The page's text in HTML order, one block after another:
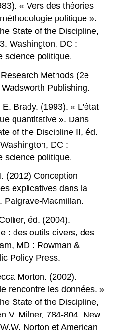
« Vers des théories
politique ».
State of the Discipline,
Washington, DC :
science politique.
Methods (2e
Publishing.
Brady. (1993). « L'état
quantitative ». Dans
of the Discipline II, éd.
DC :
science politique.
(2012) Conception
explicatives dans la
Palgrave-Macmillan.
éd. (2004).
: des outils divers, des
MD : Rowman &
Policy Press.
Morton. (2002).
rencontre les données. »
State of the Discipline,
V. Milner, 784-804. New
Norton et American